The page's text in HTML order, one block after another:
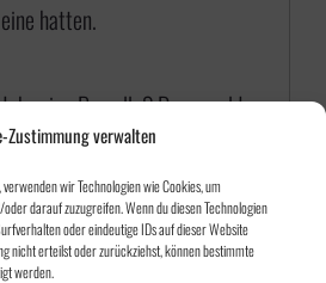
Zustimmung verwalten
wir Technologien wie Cookies, um
darauf zuzugreifen. Wenn du diesen Technologien
oder eindeutige IDs auf dieser Website
nicht erteilst oder zurückziehst, können bestimmte
werden.
hatten.
eine Parzelle? Dannmelde
deine Parzelle für das